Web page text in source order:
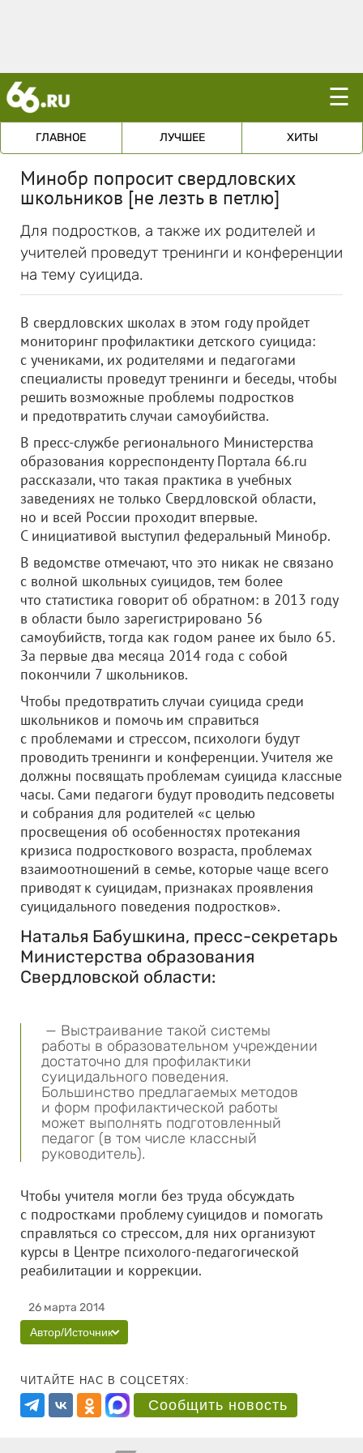
☰
ГЛАВНОЕ ЛУЧШЕЕ ХИТЫ
Минобр попросит свердловских
школьников [не лезть в петлю]
Для подростков, а также их родителей и
учителей проведут тренинги и конференции
на тему суицида.
В свердловских школах в этом году пройдет
мониторинг профилактики детского суицида:
с учениками, их родителями и педагогами
специалисты проведут тренинги и беседы, чтобы
решить возможные проблемы подростков
и предотвратить случаи самоубийства.
В пресс-службе регионального Министерства
образования корреспонденту Портала 66.ru
рассказали, что такая практика в учебных
заведениях не только Свердловской области,
но и всей России проходит впервые.
С инициативой выступил федеральный Минобр.
В ведомстве отмечают, что это никак не связано
с волной школьных суицидов, тем более
что статистика говорит об обратном: в 2013 году
в области было зарегистрировано 56
самоубийств, тогда как годом ранее их было 65.
За первые два месяца 2014 года с собой
покончили 7 школьников.
Чтобы предотвратить случаи суицида среди
школьников и помочь им справиться
с проблемами и стрессом, психологи будут
проводить тренинги и конференции. Учителя же
должны посвящать проблемам суицида классные
часы. Сами педагоги будут проводить педсоветы
и собрания для родителей «с целью
просвещения об особенностях протекания
кризиса подросткового возраста, проблемах
взаимоотношений в семье, которые чаще всего
приводят к суицидам, признаках проявления
суицидального поведения подростков».
Наталья Бабушкина, пресс-секретарь
Министерства образования
Свердловской области:
— Выстраивание такой системы
работы в образовательном учреждении
достаточно для профилактики
суицидального поведения.
Большинство предлагаемых методов
и форм профилактической работы
может выполнять подготовленный
педагог (в том числе классный
руководитель).
Чтобы учителя могли без труда обсуждать
с подростками проблему суицидов и помогать
справляться со стрессом, для них организуют
курсы в Центре психолого-педагогической
реабилитации и коррекции.
26 марта 2014
Автор/Источник
ЧИТАЙТЕ НАС В СОЦСЕТЯХ:
Сообщить новость